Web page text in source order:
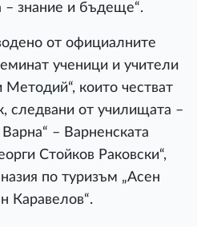
– знание и бъдеще“.
от официалните
ученици и учители
които честват
следвани от училищата –
– Варненската
Стойков Раковски“,
по туризъм „Асен
Каравелов“.